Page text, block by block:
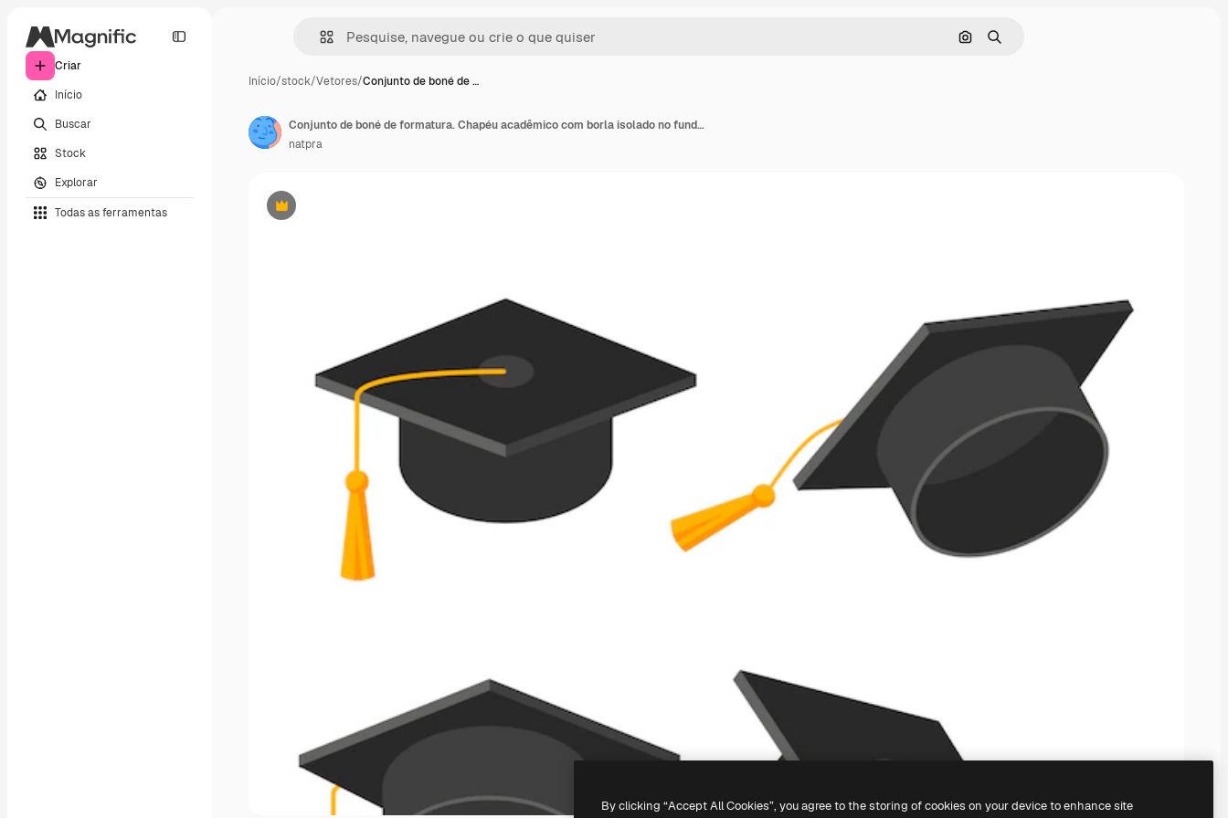
Criar
Início
Buscar
Stock
Explorar
Todas as ferramentas
Pesquisar por imagem
Buscar
Início/stock/Vetores/Conjunto de boné de …
Premium
Conjunto de boné de formatura. Chapéu acadêmico com borla isolado no fundo branco. Ilustração em vetor símbolo em estilo simples. Design para cartão, banner, logotipo, conceito de educação
natpra
By clicking “Accept All Cookies”, you agree to the storing of cookies on your device to enhance site